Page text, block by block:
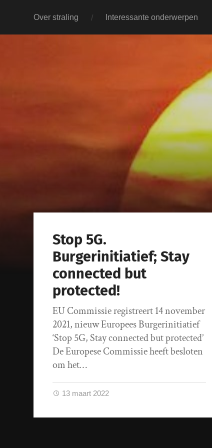
Over straling Interessante onderwerpen
Stop 5G.
Burgerinitiatief; Stay
connected but
protected!
EU Commissie registreert 14 november
2021, nieuw Europees Burgerinitiatief
‘Stop 5G, Stay connected but protected’
De Europese Commissie heeft besloten
om het…
13 maart 2022